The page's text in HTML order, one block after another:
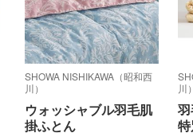
SHOWA NISHIKAWA（昭和西
川）
ウォッシャブル羽毛肌
掛ふとん
川